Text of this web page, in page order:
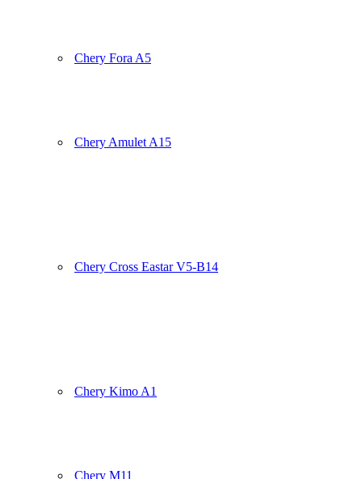
Chery Fora A5
Chery Amulet A15
Chery Cross Eastar V5-B14
Chery Kimo A1
Chery M11